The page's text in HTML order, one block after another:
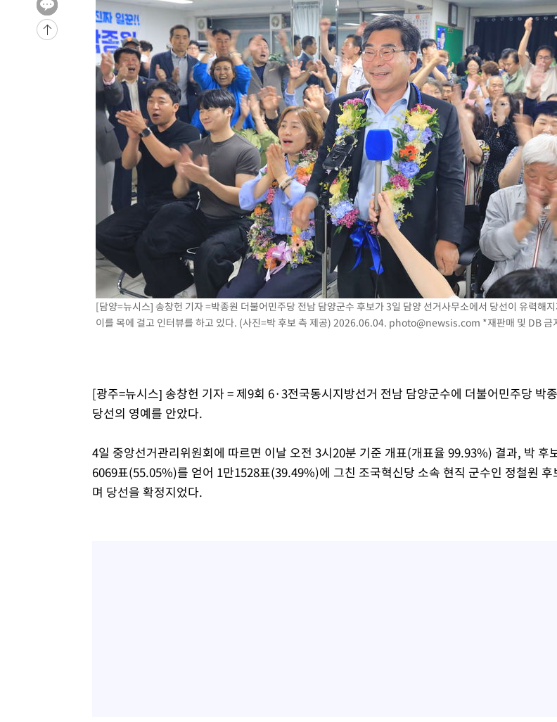
-12314초 전 >
선재도서 해루질 나섰다 실종 60대, 닷새 만에 숨진 채 발견
-9848초 전 >
남자 농구, 나고야 아시안게임서 '홈팀' 일본과 한일전
여수 오동도 해상서 모터보트 전복…1명 사망·1명 실종
극한폭염 한풀 꺾이지만…'낮 최고 35도' 무더위, 열대야 계속[다음
축구협회 "압수수색·성접대 논란 사과…쇄신의 기회로 삼겠다"
[속보]'압수수색·성접대 논란' 축구협회 "실망과 걱정 안겨드려 죄송"
'최고 37도' 폭염 지속…강원동해안 최대 150㎜ 비
[속보]뉴욕증시 상승 마감…S&P 0.6% 나스닥 1.3%↑
[담양=뉴시스] 송창헌 기자 =박종원 더불어민주당 전남 담양군수 후보가 3일 담양 선거사무소에서 당선이 유력해
이를 목에 걸고 인터뷰를 하고 있다. (사진=박 후보 측 제공) 2026.06.04. photo@newsis.com *재판매 및 DB 금
[광주=뉴시스] 송창헌 기자 = 제9회 6·3전국동시지방선거 전남 담양군수에 더불어민주당 박
당선의 영예를 안았다.
4일 중앙선거관리위원회에 따르면 이날 오전 3시20분 기준 개표(개표율 99.93%) 결과, 박 후
6069표(55.05%)를 얻어 1만1528표(39.49%)에 그친 조국혁신당 소속 현직 군수인 정철원 후
며 당선을 확정지었다.